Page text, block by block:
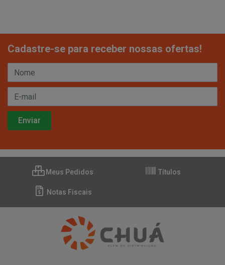
Cadastre-se para receber nossas ofertas!
Meus Pedidos Títulos
Notas Fiscais